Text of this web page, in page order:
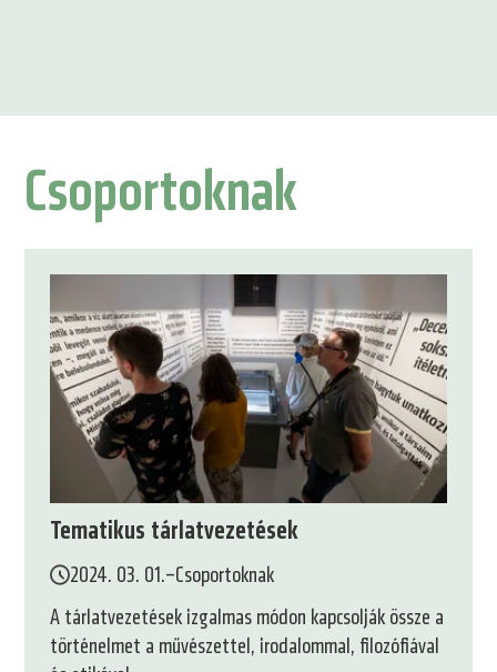
Csoportoknak
Tematikus tárlatvezetések
2024. 03. 01.–Csoportoknak
A tárlatvezetések izgalmas módon kapcsolják össze a
történelmet a művészettel, irodalommal, filozófiával